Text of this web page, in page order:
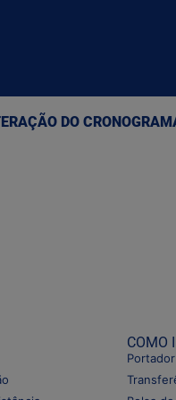
DO
COMO